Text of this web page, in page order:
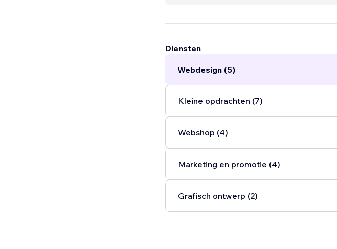
Diensten
Webdesign (5)
Kleine opdrachten (7)
Webshop (4)
Marketing en promotie (4)
Grafisch ontwerp (2)